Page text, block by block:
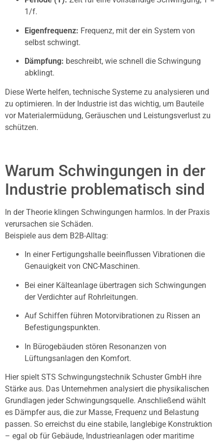
1/f.
Eigenfrequenz: Frequenz, mit der ein System von
selbst schwingt.
Dämpfung: beschreibt, wie schnell die Schwingung
abklingt.
Diese Werte helfen, technische Systeme zu analysieren und
zu optimieren. In der Industrie ist das wichtig, um Bauteile
vor Materialermüdung, Geräuschen und Leistungsverlust zu
schützen.
Warum Schwingungen in der
Industrie problematisch sind
In der Theorie klingen Schwingungen harmlos. In der Praxis
verursachen sie Schäden.
Beispiele aus dem B2B-Alltag:
In einer Fertigungshalle beeinflussen Vibrationen die
Genauigkeit von CNC-Maschinen.
Bei einer Kälteanlage übertragen sich Schwingungen
der Verdichter auf Rohrleitungen.
Auf Schiffen führen Motorvibrationen zu Rissen an
Befestigungspunkten.
In Bürogebäuden stören Resonanzen von
Lüftungsanlagen den Komfort.
Hier spielt STS Schwingungstechnik Schuster GmbH ihre
Stärke aus. Das Unternehmen analysiert die physikalischen
Grundlagen jeder Schwingungsquelle. Anschließend wählt
es Dämpfer aus, die zur Masse, Frequenz und Belastung
passen. So erreichst du eine stabile, langlebige Konstruktion
– egal ob für Gebäude, Industrieanlagen oder maritime